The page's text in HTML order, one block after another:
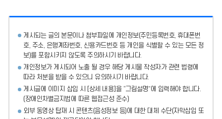
게시되는 글의 본문이나 첨부파일에
개인정보(주민등록번호, 휴대폰번
호, 주소, 은행계좌번호, 신용카드번호 등 개인을 식별할 수 있는 모든 정
보)를 포함시키지 않도록 주의하시기 바랍니다.
개인정보가 게시되어 노출 될 경우 해당 게시물 작성자가 관련 법령에
따라 처분을 받을 수 있으니 유의하시기 바랍니다.
게시글에 이미지 삽입 시 [상세 내용]을 “그림설명”에 입력해야 합니다.
(장애인차별금지법에 따른 웹접근성 준수)
외부 동영상 탑재 시 콘텐츠(음성정보 등)에 대한 대체 수단(자막삽입 또